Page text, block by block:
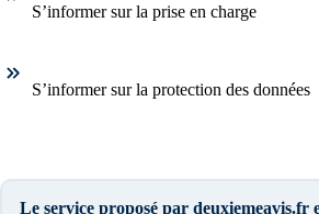
S’informer sur la prise en charge
S’informer sur la protection des données
Le service proposé par deuxiemeavis.fr